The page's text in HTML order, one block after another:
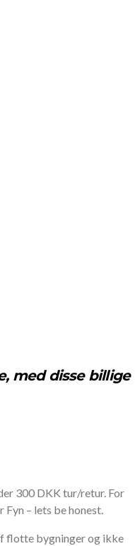
med disse billige
300 DKK tur/retur. For
– lets be honest.
flotte bygninger og ikke